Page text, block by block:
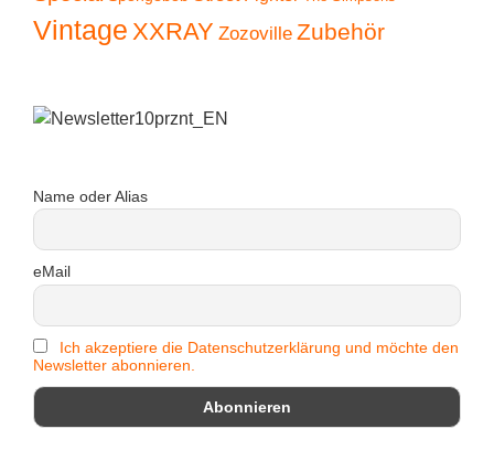
Vintage XXRAY Zozoville Zubehör
Name oder Alias
eMail
Ich akzeptiere die Datenschutzerklärung und möchte den
Newsletter abonnieren.